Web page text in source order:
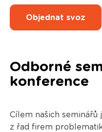
Objednat svoz
Odborné
konference
Cílem našich
z řad firem